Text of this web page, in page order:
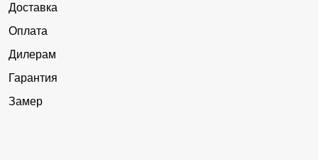
Доставка
Оплата
Дилерам
Гарантия
Замер